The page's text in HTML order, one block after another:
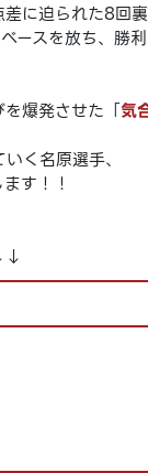
に迫られた8回裏
ースを放ち、勝
爆発させた「気
く名原選手、
す！！